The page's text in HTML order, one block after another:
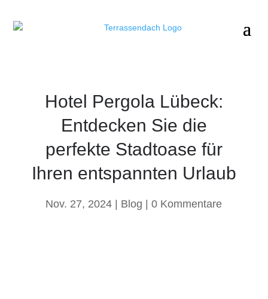
Hotel Pergola Lübeck:
Entdecken Sie die
perfekte Stadtoase für
Ihren entspannten Urlaub
Nov. 27, 2024 Blog 0 Kommentare